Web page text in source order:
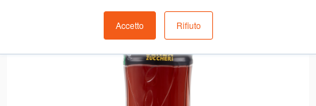
Accetto Rifiuto